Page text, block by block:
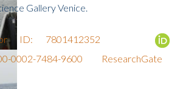
Gallery Venice.
ID: 7801412352
0002-7484-9600
ResearchGate